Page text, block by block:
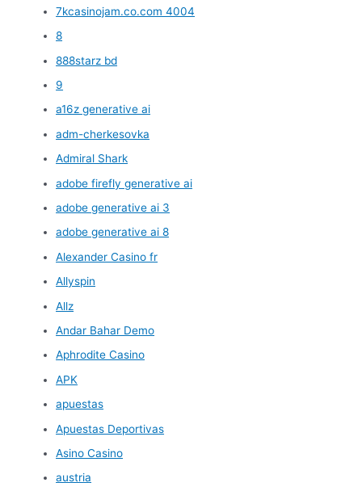
7kcasinojam.co.com 4004
8
888starz bd
9
a16z generative ai
adm-cherkesovka
Admiral Shark
adobe firefly generative ai
adobe generative ai 3
adobe generative ai 8
Alexander Casino fr
Allyspin
Allz
Andar Bahar Demo
Aphrodite Casino
APK
apuestas
Apuestas Deportivas
Asino Casino
austria